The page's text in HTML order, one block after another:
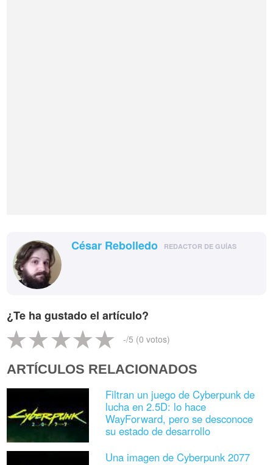
César Rebolledo REDACTOR DE GUÍAS
¿Te ha gustado el artículo?
-/5 (0 votos)
ARTÍCULOS RELACIONADOS
Filtran un juego de Cyberpunk de
lucha en 2.5D: lo hace
WayForward, pero se desconoce
su estado de desarrollo
Una imagen de Cyberpunk 2077